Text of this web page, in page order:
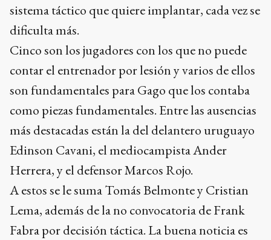
sistema táctico que quiere implantar, cada vez se
dificulta más.
Cinco son los jugadores con los que no puede
contar el entrenador por lesión y varios de ellos
son fundamentales para Gago que los contaba
como piezas fundamentales. Entre las ausencias
más destacadas están la del delantero uruguayo
Edinson Cavani, el mediocampista Ander
Herrera, y el defensor Marcos Rojo.
A estos se le suma Tomás Belmonte y Cristian
Lema, además de la no convocatoria de Frank
Fabra por decisión táctica. La buena noticia es